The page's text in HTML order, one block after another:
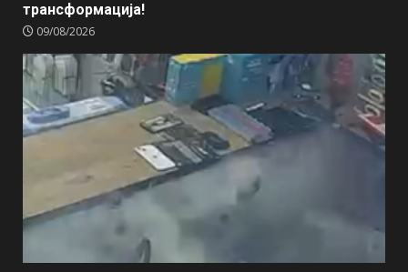
трансформација!
09/08/2026